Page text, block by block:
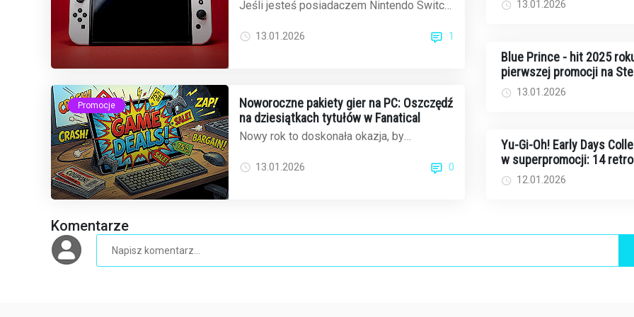
Jeśli jesteś posiadaczem Nintendo Switch
mamy dobrą wiadom...
13.01.2026 1
Promocje
Noworoczne pakiety gier na PC: Oszczędź
na dziesiątkach tytułów w Fanatical
Nowy rok to doskonała okazja, by
popularny sklep z ...
13.01.2026 0
13.01.2026
Blue Prince - hit 2025
pierwszej promocji na
poniżej 20 dolarów
13.01.2026
Yu-Gi-Oh! Early Days
w superpromocji: 14 retro
ów na Switcha za jedyne 20
dolarów
12.01.2026
Komentarze